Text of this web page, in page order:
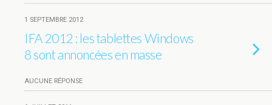
1 SEPTEMBRE 2012
IFA 2012 : les tablettes Windows
8 sont annoncées en masse
AUCUNE RÉPONSE